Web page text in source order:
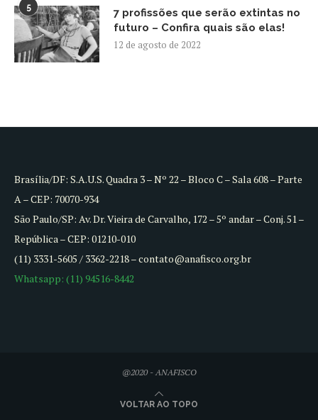
5
7 profissões que serão extintas no
futuro – Confira quais são elas!
12 de agosto de 2022
Brasília/DF: S.A.U.S. Quadra 3 – Nº 22 – Bloco C – Sala 608 – Parte
A – CEP: 70070-934
São Paulo/SP: Av. Dr. Vieira de Carvalho, 172 – 5º andar – Conj. 51 –
República – CEP: 01210-010
(11) 3331-5605 / 3362-2218 – contato@anafisco.org.br
Whatsapp: (11) 94516-8442
@2020 - ANAFISCO
VOLTAR AO TOPO